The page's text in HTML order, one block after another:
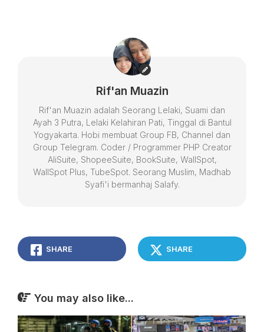
Rif'an Muazin
Rif'an Muazin adalah Seorang Lelaki, Suami dan
Ayah 3 Putra, Lelaki Kelahiran Pati, Tinggal di Bantul
Yogyakarta. Hobi membuat Group FB, Channel dan
Group Telegram. Coder / Programmer PHP Creator
AliSuite, ShopeeSuite, BookSuite, WallSpot,
WallSpot Plus, TubeSpot. Seorang Muslim, Madhab
Syafi'i bermanhaj Salafy.
SHARE SHARE
You may also like...